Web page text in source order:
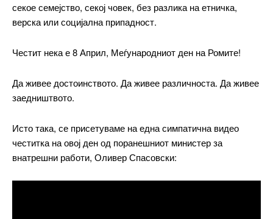
секое семејство, секој човек, без разлика на етничка,
верска или социјална припадност.
Честит нека е 8 Април, Меѓународниот ден на Ромите!
Да живее достоинството. Да живее различноста. Да живее
заедништвото.
Исто така, се присетуваме на една симпатична видео
честитка на овој ден од поранешниот министер за
внатрешни работи, Оливер Спасовски: